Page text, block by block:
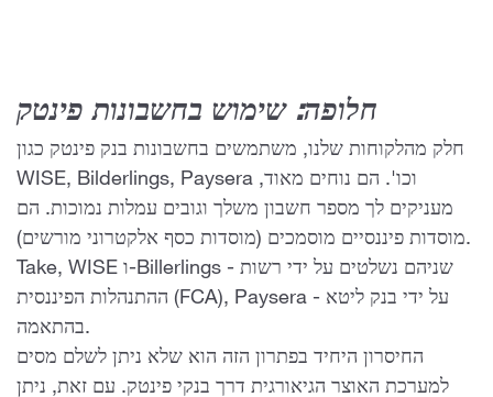
חלופה: שימוש בחשבונות פינטק
חלק מהלקוחות שלנו, משתמשים בחשבונות בנק פינטק כגון
WISE, Bilderlings, Paysera וכו'. הם נוחים מאוד,
מעניקים לך מספר חשבון משלך וגובים עמלות נמוכות. הם
מוסדות פיננסיים מוסמכים (מוסדות כסף אלקטרוני מורשים).
Take, WISE ו-Billerlings - שניהם נשלטים על ידי רשות
ההתנהלות הפיננסית (FCA), Paysera - על ידי בנק ליטא
בהתאמה.
החיסרון היחיד בפתרון הזה הוא שלא ניתן לשלם מסים
למערכת האוצר הגיאורגית דרך בנקי פינטק. עם זאת, ניתן